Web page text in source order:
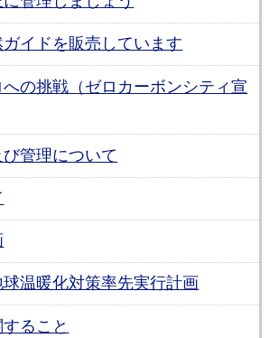
イドを販売しています
の挑戦（ゼロカーボンシティ宣
管理について
温暖化対策率先実行計画
ること